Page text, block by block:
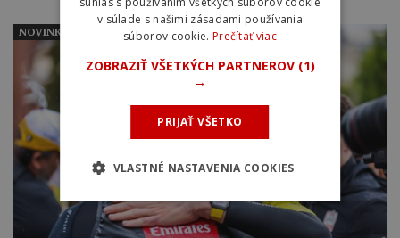
NOVINKY
v súlade s našimi zásadami používania
súborov cookie. Prečítať viac
ZOBRAZIŤ VŠETKÝCH PARTNEROV (1)
→
PRIJAŤ VŠETKO
VLASTNÉ NASTAVENIA COOKIES